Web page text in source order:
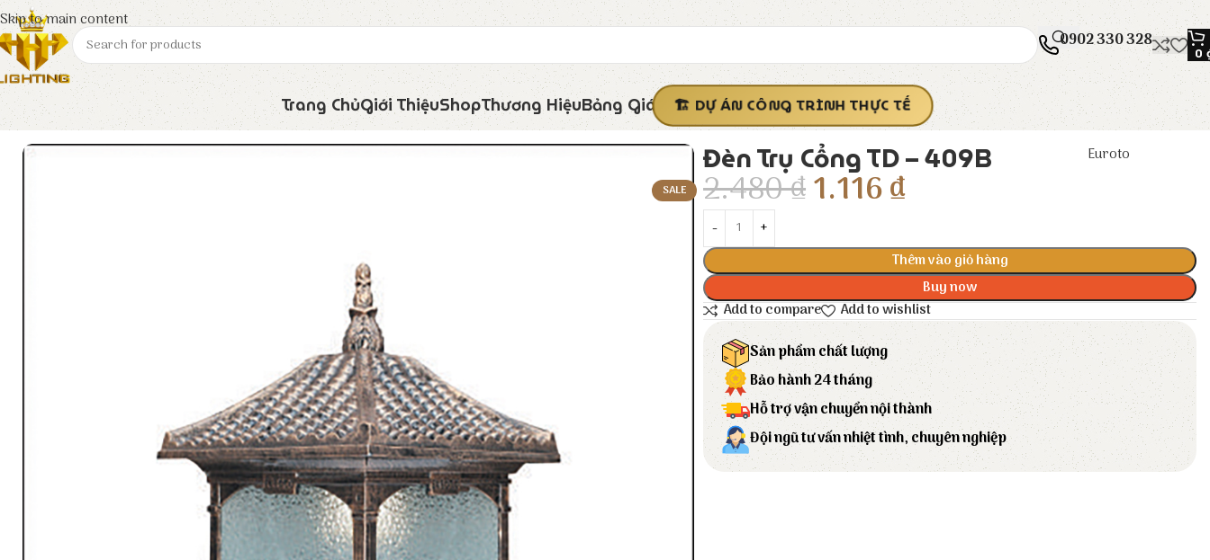
Skip to main content
0902 330 328
0
Trang ChủGiới ThiệuShopThương HiệuBảng Giá DỰ ÁN CÔNG TRÌNH THỰC TẾ
Trang chủ Euroto Đèn Trang Trí Đèn Trụ Cổng TD – 409B
SALE
Đèn Trụ Cổng TD – 409B Euroto
2.480₫1.116₫
Thêm vào giỏ hàng
Buy now
Add to compare
Add to wishlist
Sản phẩm chất lượng
Bảo hành 24 tháng
Hỗ trợ vận chuyển nội thành
Đội ngũ tư vấn nhiệt tình, chuyên nghiệp